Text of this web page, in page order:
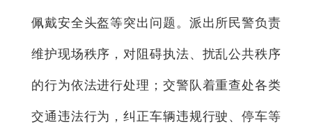
佩戴安全头盔等突出问题。派出所民警负责
维护现场秩序，对阻碍执法、扰乱公共秩序
的行为依法进行处理；交警队着重查处各类
交通违法行为，纠正车辆违规行驶、停车等